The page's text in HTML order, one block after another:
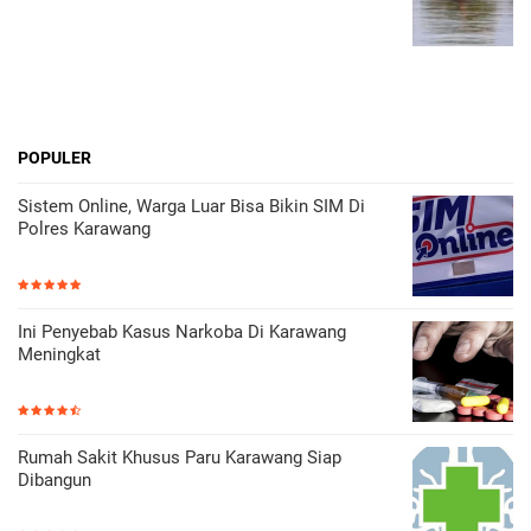
POPULER
Sistem Online, Warga Luar Bisa Bikin SIM Di
Polres Karawang
Ini Penyebab Kasus Narkoba Di Karawang
Meningkat
Rumah Sakit Khusus Paru Karawang Siap
Dibangun